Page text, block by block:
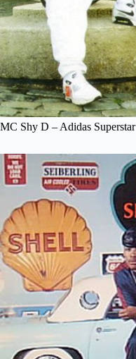
MC Shy D – Adidas Superstar